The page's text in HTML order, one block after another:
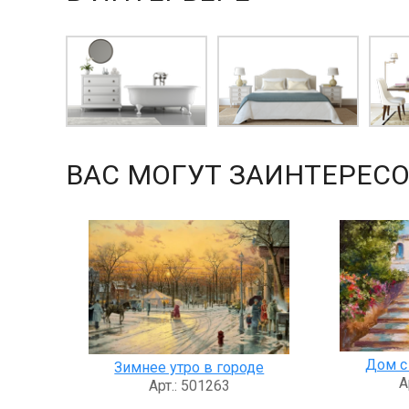
ВАС МОГУТ
Зимнее утро в городе
Арт.: 501263
Дом с